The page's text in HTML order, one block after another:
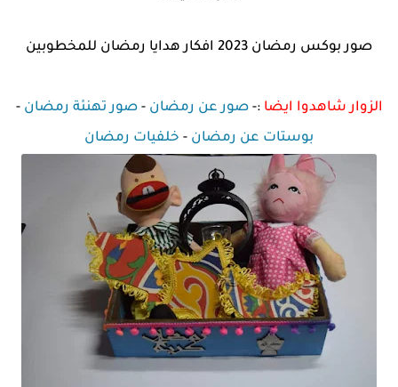
صور بوكس رمضان 2023 افكار هدايا رمضان للمخطوبين
الزوار شاهدوا ايضا :-صور عن رمضان -صور تهنئة رمضان -
بوستات عن رمضان - خلفيات رمضان